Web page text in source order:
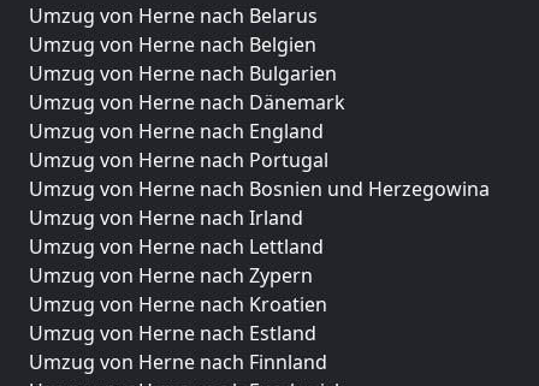
Umzug von Herne nach Belarus
Umzug von Herne nach Belgien
Umzug von Herne nach Bulgarien
Umzug von Herne nach Dänemark
Umzug von Herne nach England
Umzug von Herne nach Portugal
Umzug von Herne nach Bosnien und Herzegowina
Umzug von Herne nach Irland
Umzug von Herne nach Lettland
Umzug von Herne nach Zypern
Umzug von Herne nach Kroatien
Umzug von Herne nach Estland
Umzug von Herne nach Finnland